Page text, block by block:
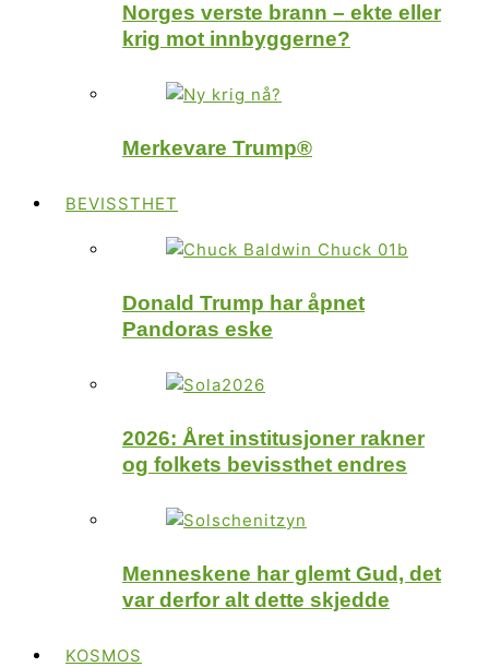
Norges verste brann – ekte eller
krig mot innbyggerne?
Merkevare Trump®
BEVISSTHET
Donald Trump har åpnet
Pandoras eske
2026: Året institusjoner rakner
og folkets bevissthet endres
Menneskene har glemt Gud, det
var derfor alt dette skjedde
KOSMOS